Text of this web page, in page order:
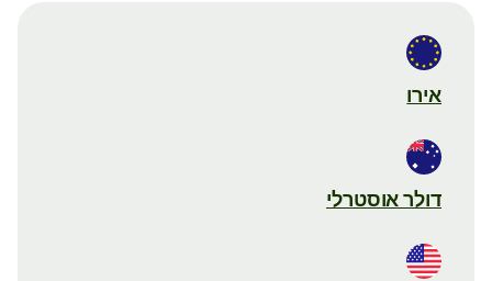
אירו
דולר אוסטרלי